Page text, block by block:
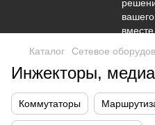
Каталог Сетевое
Инжекторы,
Коммутаторы